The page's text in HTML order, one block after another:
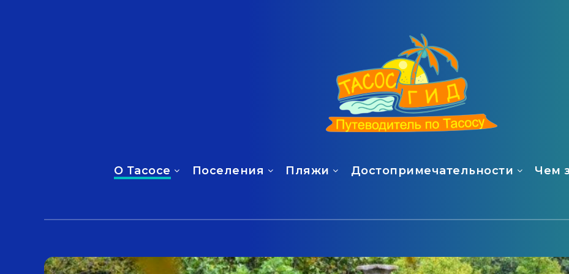
О Тасосе Поселения Пляжи Достопримечательности Чем